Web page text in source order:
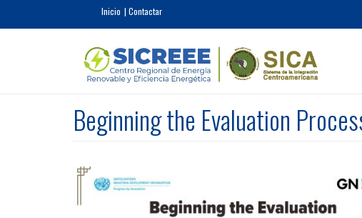
Pasar al contenido principalInicio Contactar
Beginning the Evaluation